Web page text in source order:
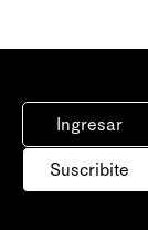
Ingresar
Suscribite